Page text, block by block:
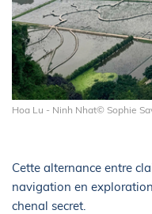
Hoa Lu - Ninh Nhat© Sophie
Cette alternance entre
navigation en
chenal secret.